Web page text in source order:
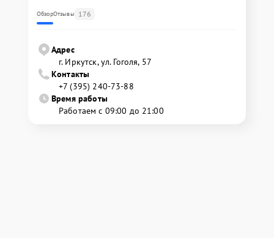
ОбзорОтзывы 176
Адрес
г. Иркутск, ул. ​Гоголя, 57
Контакты
+7 (395) 240-73-88
Время работы
Работаем с 09:00 до 21:00